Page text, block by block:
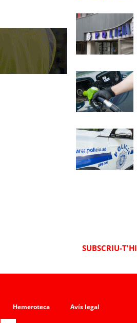
SUBSCRIU-T'HI
Hemeroteca Avís legal